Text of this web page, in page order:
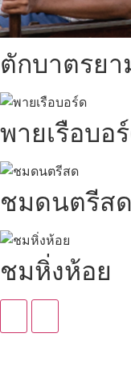
ตักบาตรยา
พายเรือบอ
ชมดนตรีสด
ชมหิ่งห้อย